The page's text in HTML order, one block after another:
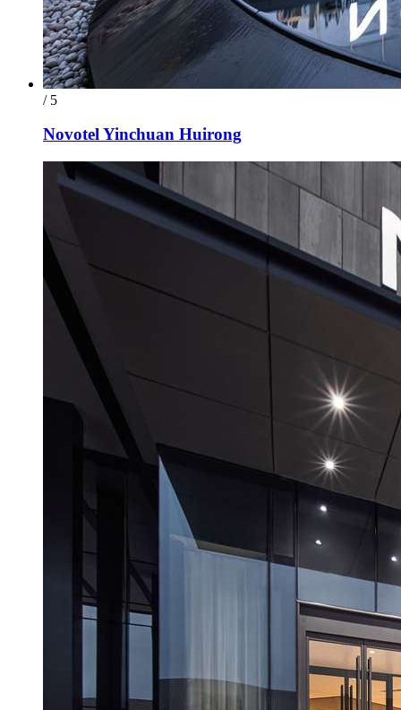
/ 5
Novotel Yinchuan Huirong